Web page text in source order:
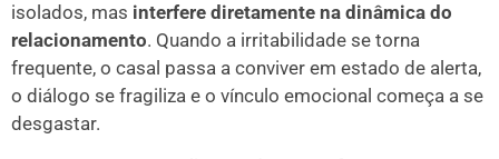
isolados, mas interfere diretamente na dinâmica do
relacionamento. Quando a irritabilidade se torna
frequente, o casal passa a conviver em estado de alerta,
o diálogo se fragiliza e o vínculo emocional começa a se
desgastar.